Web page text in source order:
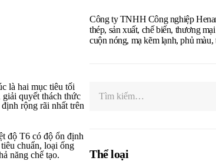
là hai mục tiêu tối
giải quyết thách thức
rộng rãi nhất trên
độ T6 có độ ổn định
tiêu chuẩn, loại ống
năng chế tạo.
Công ty TNHH Công nghiệp
thép, sản xuất, chế biến, thương
cuộn nóng, mạ kẽm lạnh, phủ
Thể loại